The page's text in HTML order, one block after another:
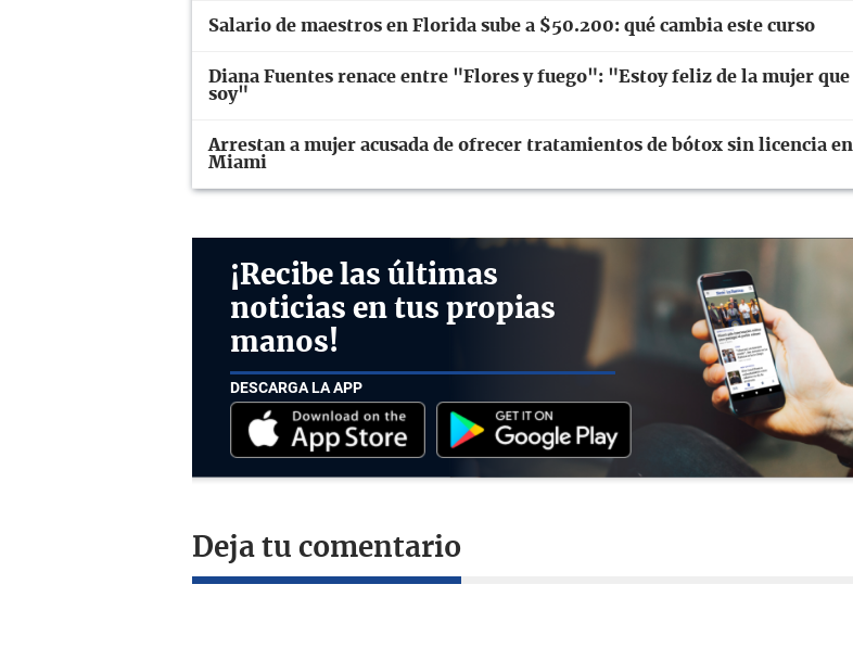
Salario de maestros en Florida sube a $50.200: qué cambia este curso
Diana Fuentes renace entre "Flores y fuego": "Estoy feliz de la mujer que
soy"
Arrestan a mujer acusada de ofrecer tratamientos de bótox sin licencia en
Miami
¡Recibe las últimas
noticias en tus propias
manos!
DESCARGA LA APP
Deja tu comentario